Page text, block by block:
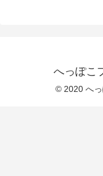
へっぽこ
© 2020 へっ